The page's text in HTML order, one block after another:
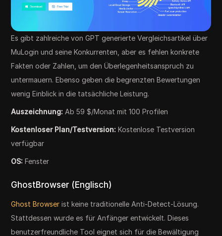
Es gibt zahlreiche von GPT generierte Vergleichsartikel über
MuLogin und seine Konkurrenten, aber es fehlen konkrete
Fakten oder Zahlen, um den Überlegenheitsanspruch zu
untermauern. Ebenso geben die begrenzten Bewertungen
wenig Einblick in die tatsächliche Leistung.
Auszeichnung: Ab 59 $/Monat mit 100 Profilen
Kostenloser Plan/Testversion: Kostenlose Testversion
verfügbar
OS: Fenster
GhostBrowser (Englisch)
Ghost Browser ist keine traditionelle Anti-Detect-Lösung.
Stattdessen wurde es für Anfänger entwickelt. Dieses
benutzerfreundliche Tool eignet sich für die Bewältigung